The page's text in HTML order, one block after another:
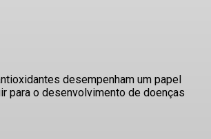
desempenham um papel
para o desenvolvimento de doenças